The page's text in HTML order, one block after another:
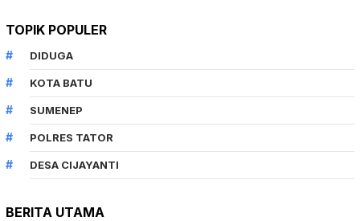
TOPIK POPULER
DIDUGA
KOTA BATU
SUMENEP
POLRES TATOR
DESA CIJAYANTI
BERITA UTAMA